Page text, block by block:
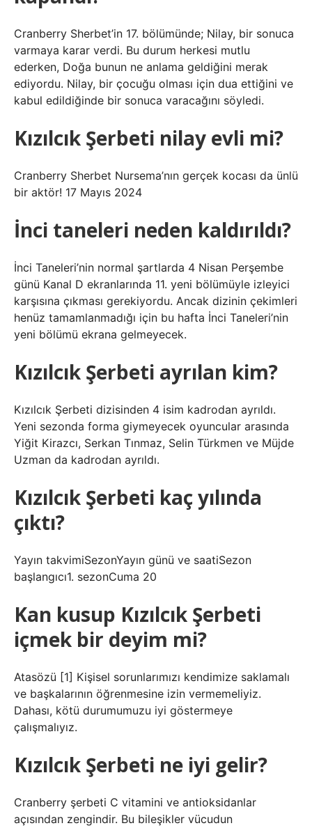
Cranberry Sherbet’in 17. bölümünde; Nilay, bir sonuca
varmaya karar verdi. Bu durum herkesi mutlu
ederken, Doğa bunun ne anlama geldiğini merak
ediyordu. Nilay, bir çocuğu olması için dua ettiğini ve
kabul edildiğinde bir sonuca varacağını söyledi.
Kızılcık Şerbeti nilay evli mi?
Cranberry Sherbet Nursema’nın gerçek kocası da ünlü
bir aktör! 17 Mayıs 2024
İnci taneleri neden kaldırıldı?
İnci Taneleri’nin normal şartlarda 4 Nisan Perşembe
günü Kanal D ekranlarında 11. yeni bölümüyle izleyici
karşısına çıkması gerekiyordu. Ancak dizinin çekimleri
henüz tamamlanmadığı için bu hafta İnci Taneleri’nin
yeni bölümü ekrana gelmeyecek.
Kızılcık Şerbeti ayrılan kim?
Kızılcık Şerbeti dizisinden 4 isim kadrodan ayrıldı.
Yeni sezonda forma giymeyecek oyuncular arasında
Yiğit Kirazcı, Serkan Tınmaz, Selin Türkmen ve Müjde
Uzman da kadrodan ayrıldı.
Kızılcık Şerbeti kaç yılında
çıktı?
Yayın takvimiSezonYayın günü ve saatiSezon
başlangıcı1. sezonCuma 20
Kan kusup Kızılcık Şerbeti
içmek bir deyim mi?
Atasözü [1] Kişisel sorunlarımızı kendimize saklamalı
ve başkalarının öğrenmesine izin vermemeliyiz.
Dahası, kötü durumumuzu iyi göstermeye
çalışmalıyız.
Kızılcık Şerbeti ne iyi gelir?
Cranberry şerbeti C vitamini ve antioksidanlar
açısından zengindir. Bu bileşikler vücudun